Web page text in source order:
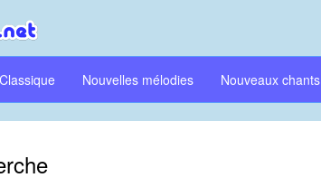
Classique Nouvelles mélodies Nouveaux chants